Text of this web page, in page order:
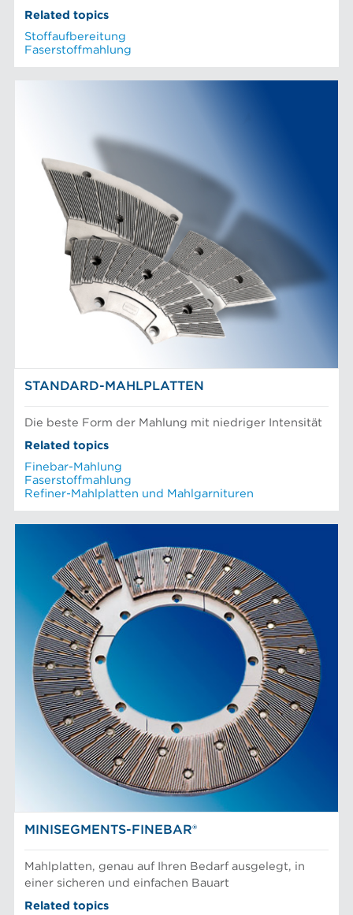
Related topics
Stoffaufbereitung
Faserstoffmahlung
STANDARD-MAHLPLATTEN
Die beste Form der Mahlung mit niedriger Intensität
Related topics
Finebar-Mahlung
Faserstoffmahlung
Refiner-Mahlplatten und Mahlgarnituren
MINISEGMENTS-FINEBAR®
Mahlplatten, genau auf Ihren Bedarf ausgelegt, in
einer sicheren und einfachen Bauart
Related topics